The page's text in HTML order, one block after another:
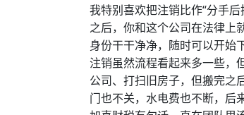
我特别喜欢把注销比作“分手
之后，你和这个公司在法律上
身份干干净净，随时可以开始
注销虽然流程看起来多一些，
公司、打扫旧房子，但搬完之
门也不关，水电费也不断，后